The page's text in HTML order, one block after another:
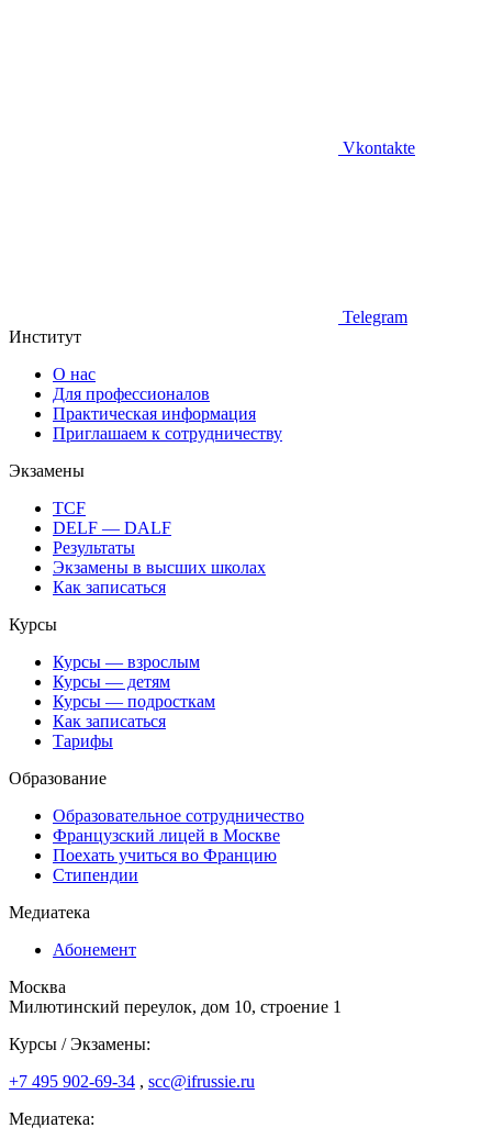
Vkontakte
Telegram
Институт
О нас
Для профессионалов
Практическая информация
Приглашаем к сотрудничеству
Экзамены
TCF
DELF — DALF
Результаты
Экзамены в высших школах
Как записаться
Курсы
Курсы — взрослым
Курсы — детям
Курсы — подросткам
Как записаться
Тарифы
Образование
Образовательное сотрудничество
Французский лицей в Москве
Поехать учиться во Францию
Стипендии
Медиатека
Абонемент
Москва
Милютинский переулок, дом 10, строение 1
Курсы / Экзамены:
+7 495 902-69-34 , scc@ifrussie.ru
Медиатека: